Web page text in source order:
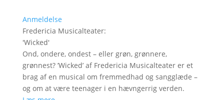
Anmeldelse
Fredericia Musicalteater:
'Wicked'
Ond, ondere, ondest – eller grøn, grønnere,
grønnest? ’Wicked’ af Fredericia Musicalteater er et
brag af en musical om fremmedhad og sangglæde –
og om at være teenager i en hævngerrig verden.